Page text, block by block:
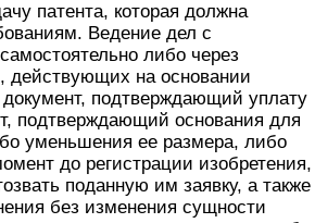
патента, которая должна
Ведение дел с
либо через
действующих на основании
документ, подтверждающий уплату
подтверждающий основания для
уменьшения ее размера, либо
до регистрации изобретения,
поданную им заявку, а также
без изменения сущности